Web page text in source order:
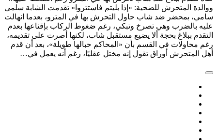
ووالدة المتحرش للضحية: «إذا بليتم فاستتروا» تقدمت الشابة سلمى
سامي، بمحضر ضد شاب حاول التحرش بها في المترو، بعدما انهالت
عليه بالضرب وهي تصرخ وتبكي، رغم ضغوط الركاب بإقناعها بعدم
التقدم ببلاغ بحجة ألا يضيع مستقبل شاب، لكنها أصرت على تقديمه،
رغم محاولات في القسم بأن «المحاكم حبالها طويلة»، بعد أن قدم
أهل المتحرش أوراق تقول إنه مختل عقليًا، رغم أنه يعمل في…